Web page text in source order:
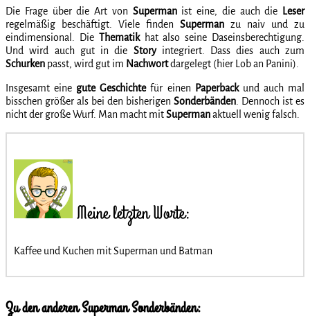
Die Frage über die Art von Supermanist eine, die auch die
Leser
regelmäßig beschäftigt. Viele finden Superman zu naiv und zu
eindimensional. Die Thematikhat also seine Daseinsberechtigung.
Und wird auch gut in die Storyintegriert. Dass dies auch zum
Schurken passt, wird gut im Nachwortdargelegt (hier Lob an Panini).
Insgesamt eine gute Geschichtefür einen Paperbackund auch mal
bisschen größer als bei den bisherigen Sonderbänden. Dennoch ist es
nicht der große Wurf. Man macht mitSupermanaktuell wenig falsch.
Meine letzten Worte:
Kaffee und Kuchen mit Superman und Batman
Zu den anderen Superman Sonderbänden: